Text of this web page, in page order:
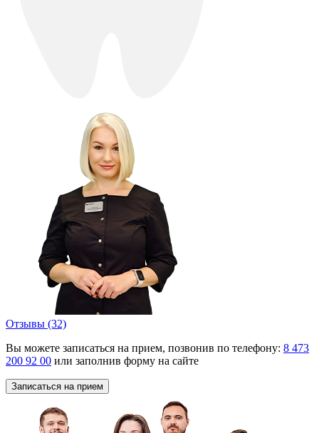
Отзывы (32)
Вы можете записаться на прием, позвонив по телефону: 8 473
200 92 00 или заполнив форму на сайте
Записаться на прием